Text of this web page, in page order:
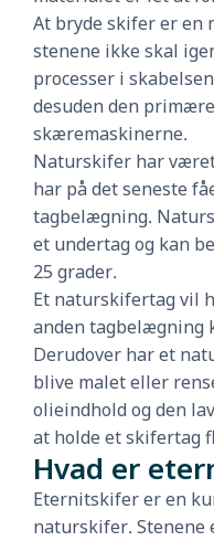
At bryde skifer er en
stenene ikke skal
processer i
desuden den
skæremaskinerne.
Naturskifer har
har på det seneste
tagbelægning.
et undertag og kan
25 grader.
Et naturskifertag vil
anden tagbelægning
Derudover har et
blive malet eller
olieindhold og den
at holde et skifertag
Hvad er
Eternitskifer er en
naturskifer. Stenene